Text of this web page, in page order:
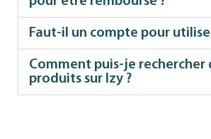
Faut-il un compte pour
Comment puis-je rechercher
produits sur Izy ?